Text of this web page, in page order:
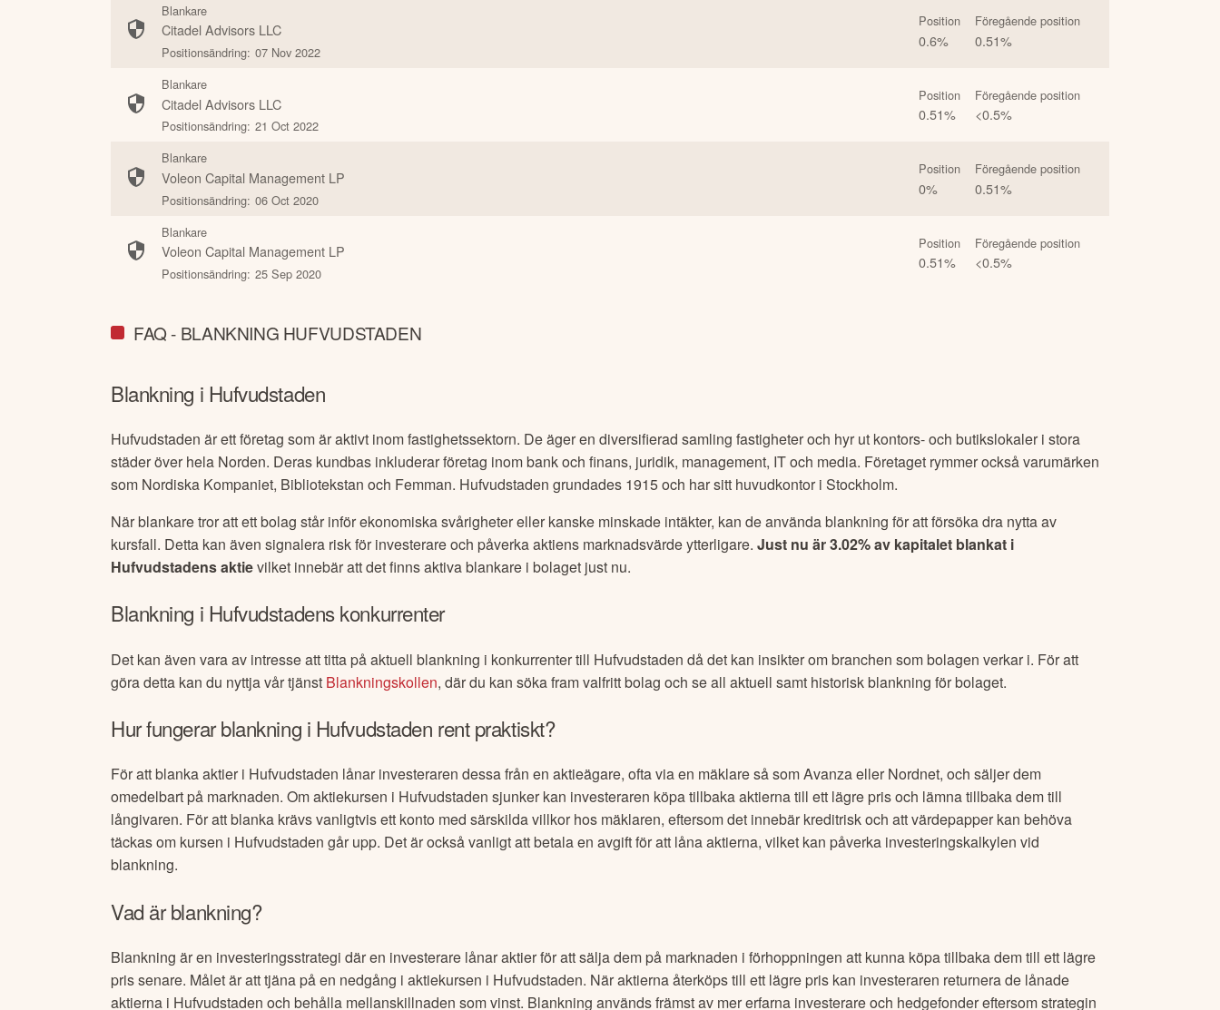
Blankare
Citadel Advisors LLC
Positionsändring: 07 Nov 2022
Position
0.6%
Föregående position
0.51%
Blankare
Citadel Advisors LLC
Positionsändring: 21 Oct 2022
Position
0.51%
Föregående position
<0.5%
Blankare
Voleon Capital Management LP
Positionsändring: 06 Oct 2020
Position
0%
Föregående position
0.51%
Blankare
Voleon Capital Management LP
Positionsändring: 25 Sep 2020
Position
0.51%
Föregående position
<0.5%
FAQ - BLANKNING HUFVUDSTADEN
Blankning i Hufvudstaden
Hufvudstaden är ett företag som är aktivt inom fastighetssektorn. De äger en diversifierad samling fastigheter och hyr ut kontors- och butikslokaler i stora
städer över hela Norden. Deras kundbas inkluderar företag inom bank och finans, juridik, management, IT och media. Företaget rymmer också varumärken
som Nordiska Kompaniet, Bibliotekstan och Femman. Hufvudstaden grundades 1915 och har sitt huvudkontor i Stockholm.
När blankare tror att ett bolag står inför ekonomiska svårigheter eller kanske minskade intäkter, kan de använda blankning för att försöka dra nytta av
kursfall. Detta kan även signalera risk för investerare och påverka aktiens marknadsvärde ytterligare. Just nu är3.02% av kapitalet blankat i
Hufvudstadens aktievilket innebär att det finns aktiva blankare i bolaget just nu.
Blankning i Hufvudstadens konkurrenter
Det kan även vara av intresse att titta på aktuell blankning i konkurrenter till Hufvudstaden då det kan insikter om branchen som bolagen verkar i. För att
göra detta kan du nyttja vår tjänst Blankningskollen, där du kan söka fram valfritt bolag och se all aktuell samt historisk blankning för bolaget.
Hur fungerar blankning i Hufvudstaden rent praktiskt?
För att blanka aktier i Hufvudstaden lånar investeraren dessa från en aktieägare, ofta via en mäklare så som Avanza eller Nordnet, och säljer dem
omedelbart på marknaden. Om aktiekursen i Hufvudstaden sjunker kan investeraren köpa tillbaka aktierna till ett lägre pris och lämna tillbaka dem till
långivaren. För att blanka krävs vanligtvis ett konto med särskilda villkor hos mäklaren, eftersom det innebär kreditrisk och att värdepapper kan behöva
täckas om kursen i Hufvudstaden går upp. Det är också vanligt att betala en avgift för att låna aktierna, vilket kan påverka investeringskalkylen vid
blankning.
Vad är blankning?
Blankning är en investeringsstrategi där en investerare lånar aktier för att sälja dem på marknaden i förhoppningen att kunna köpa tillbaka dem till ett lägre
pris senare. Målet är att tjäna på en nedgång i aktiekursen i Hufvudstaden. När aktierna återköps till ett lägre pris kan investeraren returnera de lånade
aktierna i Hufvudstaden och behålla mellanskillnaden som vinst. Blankning används främst av mer erfarna investerare och hedgefonder eftersom strategin